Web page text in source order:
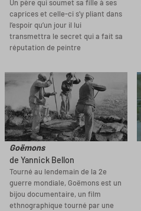
Un père qui soumet sa fille à ses
caprices et celle-ci s’y pliant dans
l’espoir qu’un jour il lui
transmettra le secret qui a fait sa
réputation de peintre
Goëmons
de Yannick Bellon
Tourné au lendemain de la 2e
guerre mondiale, Goëmons est un
bijou documentaire, un film
ethnographique tourné par une